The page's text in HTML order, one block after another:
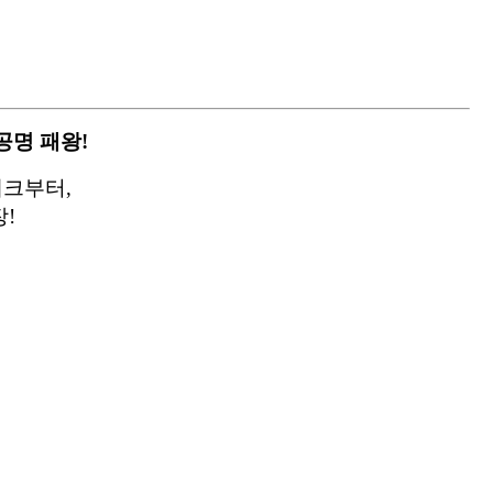
명 패왕!
부터,
!